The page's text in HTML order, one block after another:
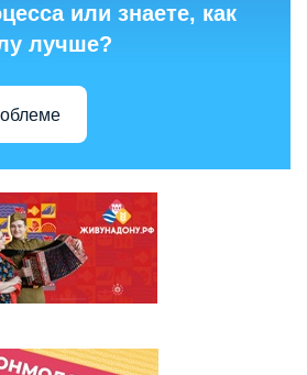
или знаете, как
лучше?